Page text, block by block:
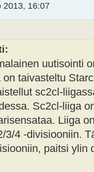
2013, 16:07
uutisointi
taivasteltu
sc2cl-
Sc2cl-liiga
Liiga
3/4 -divisiooniin.
paitsi ylin